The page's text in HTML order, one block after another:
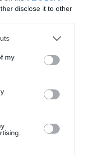
disclose it to other
my